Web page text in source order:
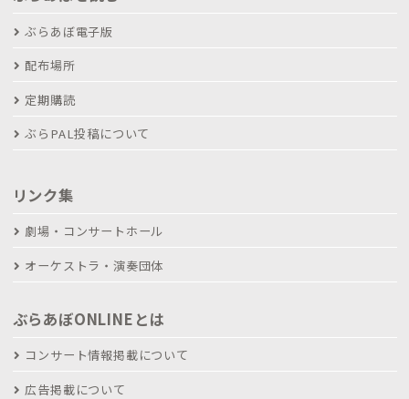
ぶらあぼ電子版
配布場所
定期購読
ぶらPAL投稿について
リンク集
劇場・コンサートホール
オーケストラ・演奏団体
ぶらあぼONLINEとは
コンサート情報掲載について
広告掲載について